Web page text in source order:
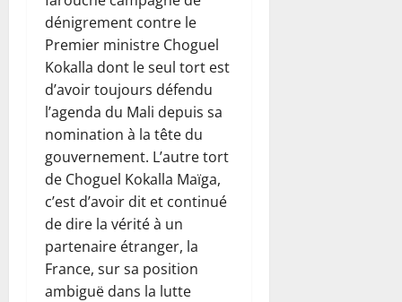
dénigrement contre le
Premier ministre Choguel
Kokalla dont le seul tort est
d’avoir toujours défendu
l’agenda du Mali depuis sa
nomination à la tête du
gouvernement. L’autre tort
de Choguel Kokalla Maïga,
c’est d’avoir dit et continué
de dire la vérité à un
partenaire étranger, la
France, sur sa position
ambiguë dans la lutte